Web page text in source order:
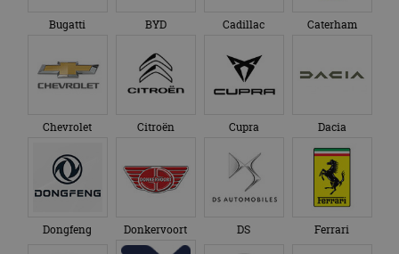
Bugatti BYD Cadillac Caterham
Chevrolet Citroën Cupra Dacia
Dongfeng Donkervoort DS Ferrari